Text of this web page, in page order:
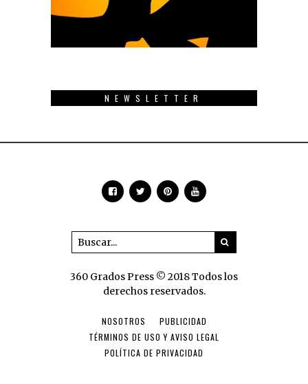
NEWSLETTER
360 Grados Press © 2018 Todos los
derechos reservados.
NOSOTROS
PUBLICIDAD
TÉRMINOS DE USO Y AVISO LEGAL
POLÍTICA DE PRIVACIDAD